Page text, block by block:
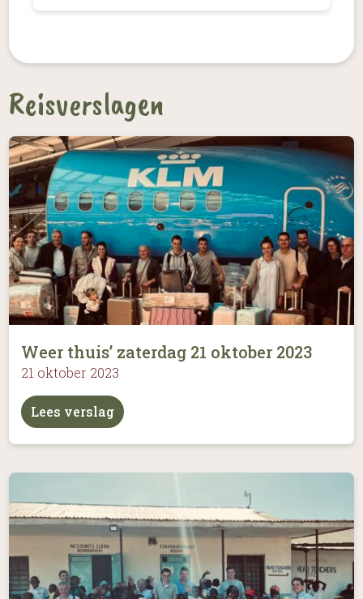
Reisverslagen
Weer thuis’ zaterdag 21 oktober 2023
21 oktober 2023
Lees verslag